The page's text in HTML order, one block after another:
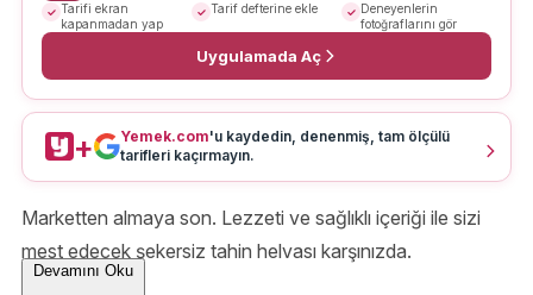
Tarifi ekran
kapanmadan yap
Tarif defterine ekle
Deneyenlerin
fotoğraflarını gör
Uygulamada Aç
+ Yemek.com'u kaydedin, denenmiş, tam ölçülü
tarifleri kaçırmayın.
Marketten almaya son. Lezzeti ve sağlıklı içeriği ile sizi
mest edecek şekersiz tahin helvası karşınızda.
Devamını Oku